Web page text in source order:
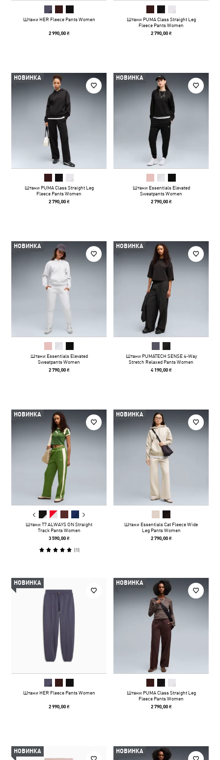
Штани HER Fleece Pants Women
2 990,00 ₴
Штани PUMA Class Straight Leg
Fleece Pants Women
2 790,00 ₴
НОВИНКА
Штани PUMA Class Straight Leg
Fleece Pants Women
2 790,00 ₴
НОВИНКА
Штани Essentials Elevated
Sweatpants Women
2 790,00 ₴
НОВИНКА
Штани Essentials Elevated
Sweatpants Women
2 790,00 ₴
НОВИНКА
Штани PUMATECH SENSE 4-Way
Stretch Relaxed Pants Women
4 190,00 ₴
НОВИНКА
Штани T7 ALWAYS ON Straight
Track Pants Women
3 590,00 ₴
(1)
НОВИНКА
Штани Essentials Cat Fleece Wide
Leg Pants Women
2 790,00 ₴
НОВИНКА
Штани HER Fleece Pants Women
2 990,00 ₴
НОВИНКА
Штани PUMA Class Straight Leg
Fleece Pants Women
2 790,00 ₴
НОВИНКА НОВИНКА